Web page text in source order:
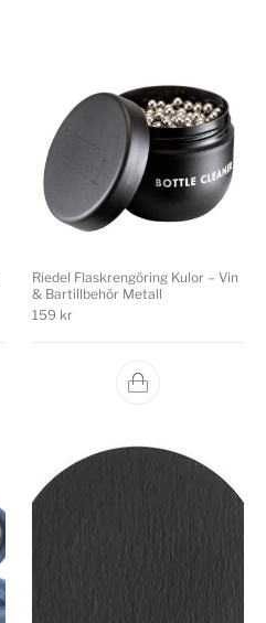
Riedel Flaskrengöring Kulor – Vin
& Bartillbehör Metall
159 kr